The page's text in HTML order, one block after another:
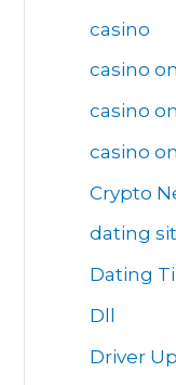
casino
casino
casino
casino
Crypto
dating
Dating
Dll
Driver